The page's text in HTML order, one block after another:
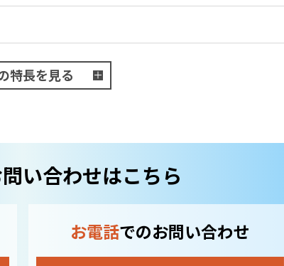
特長を見る
い合わせはこちら
お電話でのお問い合わせ